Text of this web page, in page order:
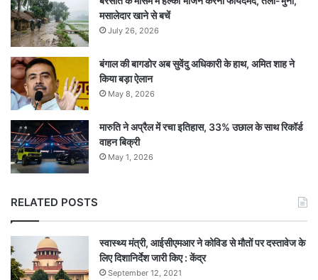
मसालेदार खाने से बचें
July 26, 2026
बंगाल की बागडोर अब सुवेंदु अधिकारी के हाथ, अमित शाह ने
किया बड़ा ऐलान
May 8, 2026
मारुति ने अप्रैल में रचा इतिहास, 33% उछाल के साथ रिकॉर्ड
वाहन बिक्री
May 1, 2026
RELATED POSTS
स्वास्थ्य मंत्री, आईसीएमआर ने कोविड से मौतों पर दस्तावेज के
लिए दिशानिर्देश जारी किए : केंद्र
September 12, 2021